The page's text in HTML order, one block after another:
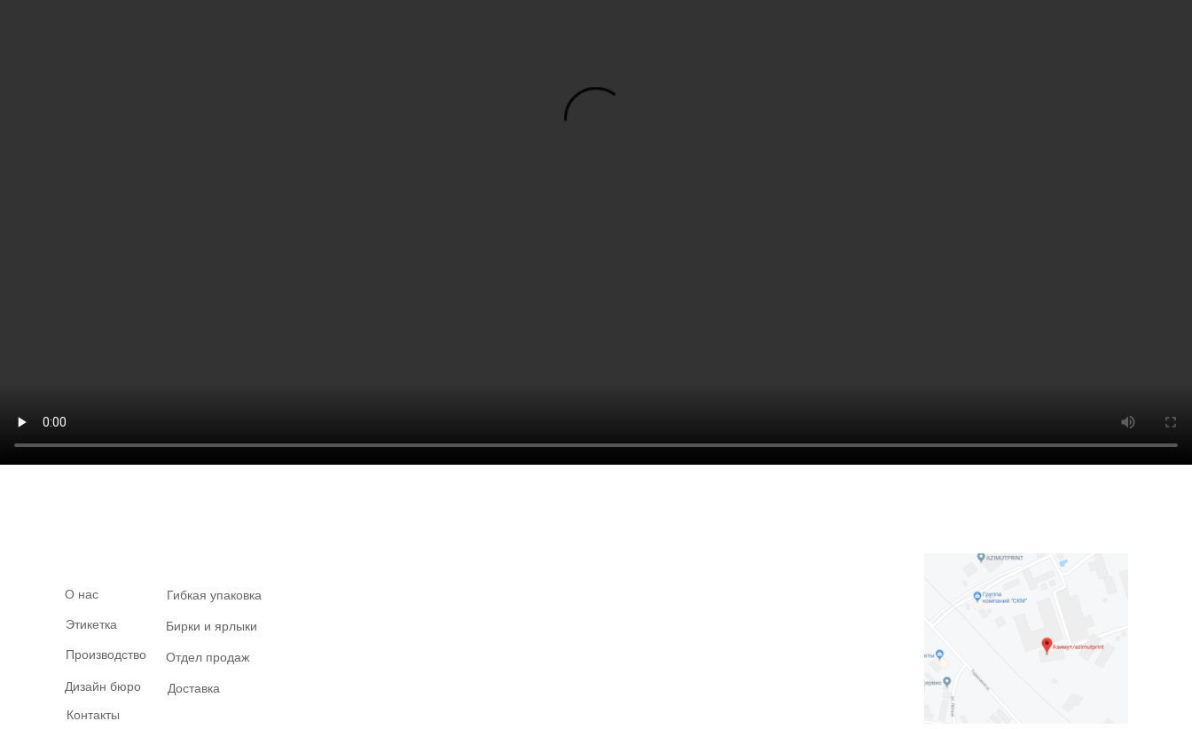
О нас
Этикетка
Производство
Дизайн бюро
Доставка
Контакты
Гибкая упаковка
Бирки и ярлыки
Отдел продаж